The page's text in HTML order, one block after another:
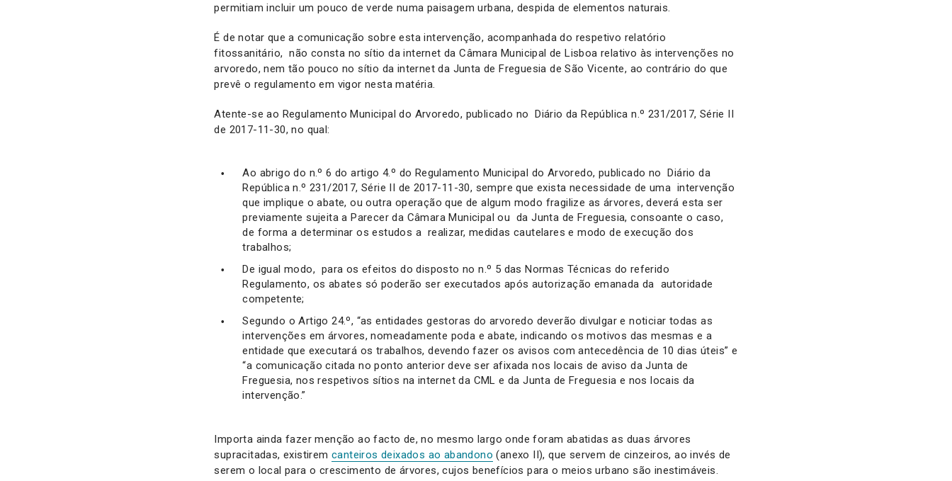
permitiam incluir um pouco de verde numa paisagem urbana, despida de elementos naturais.
É de notar que a comunicação sobre esta intervenção, acompanhada do respetivo relatório
fitossanitário, não consta no sítio da internet da Câmara Municipal de Lisboa relativo às intervenções no
arvoredo, nem tão pouco no sítio da internet da Junta de Freguesia de São Vicente, ao contrário do que
prevê o regulamento em vigor nesta matéria.
Atente-se ao Regulamento Municipal do Arvoredo, publicado no Diário da República n.º 231/2017, Série II
de 2017-11-30, no qual:
Ao abrigo do n.º 6 do artigo 4.º do Regulamento Municipal do Arvoredo, publicado no Diário da
República n.º 231/2017, Série II de 2017-11-30, sempre que exista necessidade de uma intervenção
que implique o abate, ou outra operação que de algum modo fragilize as árvores, deverá esta ser
previamente sujeita a Parecer da Câmara Municipal ou da Junta de Freguesia, consoante o caso,
de forma a determinar os estudos a realizar, medidas cautelares e modo de execução dos
trabalhos;
De igual modo, para os efeitos do disposto no n.º 5 das Normas Técnicas do referido
Regulamento, os abates só poderão ser executados após autorização emanada da autoridade
competente;
Segundo o Artigo 24.º, “as entidades gestoras do arvoredo deverão divulgar e noticiar todas as
intervenções em árvores, nomeadamente poda e abate, indicando os motivos das mesmas e a
entidade que executará os trabalhos, devendo fazer os avisos com antecedência de 10 dias úteis” e
“a comunicação citada no ponto anterior deve ser afixada nos locais de aviso da Junta de
Freguesia, nos respetivos sítios na internet da CML e da Junta de Freguesia e nos locais da
intervenção.”
Importa ainda fazer menção ao facto de, no mesmo largo onde foram abatidas as duas árvores
supracitadas, existiremcanteiros deixados ao abandono (anexo II), que servem de cinzeiros, ao invés de
serem o local para o crescimento de árvores, cujos benefícios para o meios urbano são inestimáveis.